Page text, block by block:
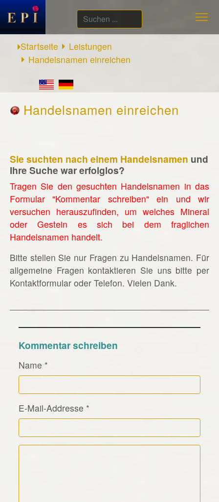
Suchen
...
Startseite
Leistungen
Handelsnamen einreichen
Handelsnamen einreichen
Sie suchten nach einem Handelsnamen und
Ihre Suche war erfolglos?
Tragen Sie den gesuchten Handelsnamen in das
Formular "Kommentar schreiben" ein und wir
versuchen herauszufinden, um welches Mineral
oder Gestein es sich bei dem fraglichen
Handelsnamen handelt.
Bitte stellen Sie nur Fragen zu Handelsnamen. Für
allgemeine Fragen kontaktieren Sie uns bitte per
Kontaktformular oder Telefon. Vielen Dank.
Kommentar schreiben
Name *
E-Mail-Addresse *
Kommentar Text